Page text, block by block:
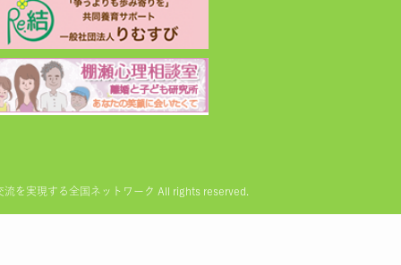
を実現する全国ネットワーク All rights reserved.